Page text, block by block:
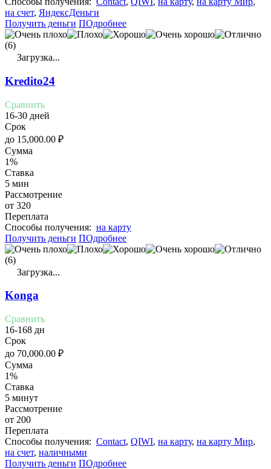
на счет, ЯндексДеньги
Получить деньги ПОдробнее
(6)
Загрузка...
Kredito24
Сравнить
16-30 дней
Срок
до 15,000.00 ₽
Сумма
1%
Ставка
5 мин
Рассмотрение
от 320
Переплата
Cпособы получения: на карту
Получить деньги ПОдробнее
(6)
Загрузка...
Konga
Сравнить
16-168 дн
Срок
до 70,000.00 ₽
Сумма
1%
Ставка
5 минут
Рассмотрение
от 200
Переплата
Cпособы получения: Contact, QIWI, на карту, на карту Мир,
на счет, наличными
Получить деньги ПОдробнее